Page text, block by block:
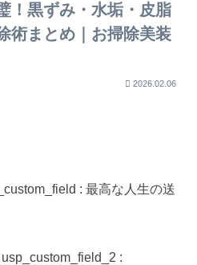
！黒ずみ・水垢・皮脂
術まとめ｜お掃除美装
2026.02.06
: 最高な人生の送
: